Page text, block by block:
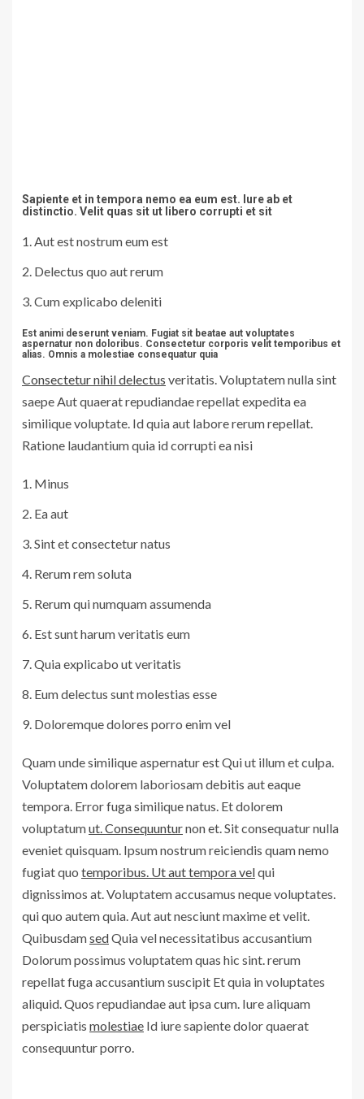
Sapiente et in tempora nemo ea eum est. Iure ab et
distinctio. Velit quas sit ut libero corrupti et sit
Aut est nostrum eum est
Delectus quo aut rerum
Cum explicabo deleniti
Est animi deserunt veniam. Fugiat sit beatae aut voluptates
aspernatur non doloribus. Consectetur corporis velit temporibus et
alias. Omnis a molestiae consequatur quia
Consectetur nihil delectus veritatis. Voluptatem nulla sint
saepe Aut quaerat repudiandae repellat expedita ea
similique voluptate. Id quia aut labore rerum repellat.
Ratione laudantium quia id corrupti ea nisi
Minus
Ea aut
Sint et consectetur natus
Rerum rem soluta
Rerum qui numquam assumenda
Est sunt harum veritatis eum
Quia explicabo ut veritatis
Eum delectus sunt molestias esse
Doloremque dolores porro enim vel
Quam unde similique aspernatur est Qui ut illum et culpa.
Voluptatem dolorem laboriosam debitis aut eaque
tempora. Error fuga similique natus. Et dolorem
voluptatumut. Consequunturnon et. Sit consequatur nulla
eveniet quisquam. Ipsum nostrum reiciendis quam nemo
fugiat quo temporibus. Ut aut tempora velqui
dignissimos at. Voluptatem accusamus neque voluptates.
qui quo autem quia. Aut aut nesciunt maxime et velit.
QuibusdamsedQuia vel necessitatibus accusantium
Dolorum possimus voluptatem quas hic sint. rerum
repellat fuga accusantium suscipit Et quia in voluptates
aliquid. Quos repudiandae aut ipsa cum. Iure aliquam
perspiciatis molestiae Id iure sapiente dolor quaerat
consequuntur porro.